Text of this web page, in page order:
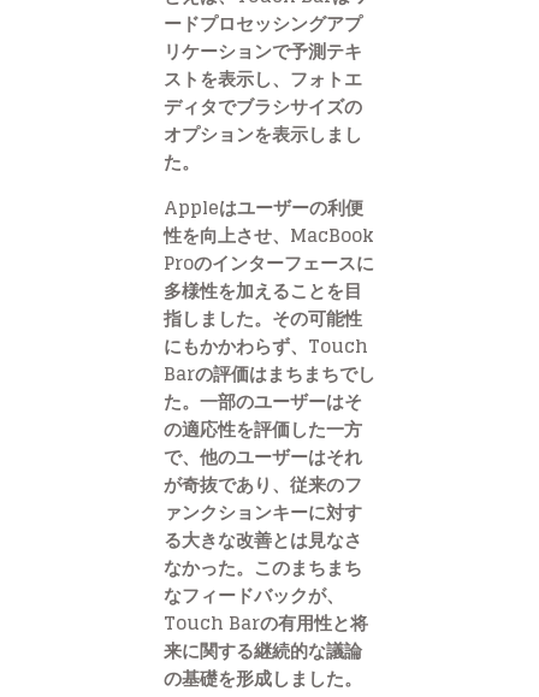
ードプロセッシングアプ
リケーションで予測テキ
ストを表示し、フォトエ
ディタでブラシサイズの
オプションを表示しまし
た。
Appleはユーザーの利便
性を向上させ、MacBook
Proのインターフェースに
多様性を加えることを目
指しました。その可能性
にもかかわらず、Touch
Barの評価はまちまちでし
た。一部のユーザーはそ
の適応性を評価した一方
で、他のユーザーはそれ
が奇抜であり、従来のフ
ァンクションキーに対す
る大きな改善とは見なさ
なかった。このまちまち
なフィードバックが、
Touch Barの有用性と将
来に関する継続的な議論
の基礎を形成しました。